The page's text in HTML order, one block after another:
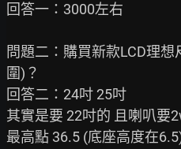
回答一：3000左右
問題二：購買新款LCD理
圍)？
回答二：24吋 25吋
其實是要 22吋的 且喇叭要
最高點 36.5 (底座高度在